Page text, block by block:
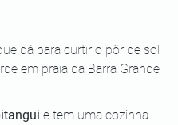
dá para curtir o pôr de sol
em praia da Barra Grande
e tem uma cozinha